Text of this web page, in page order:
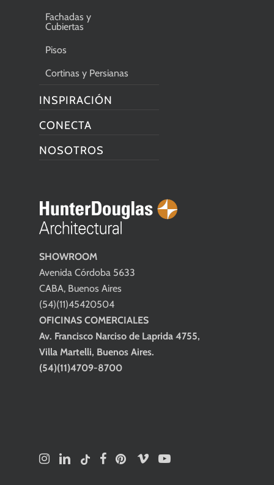
SHOWROOM
Avenida Córdoba 5633
CABA, Buenos Aires
(54)(11)45420504
OFICINAS COMERCIALES
Av. Francisco Narciso de Laprida 4755,
Villa Martelli, Buenos Aires.
(54)(11)4709-8700
Fachadas y
Cubiertas
Pisos
Cortinas y Persianas
INSPIRACIÓN
CONECTA
NOSOTROS